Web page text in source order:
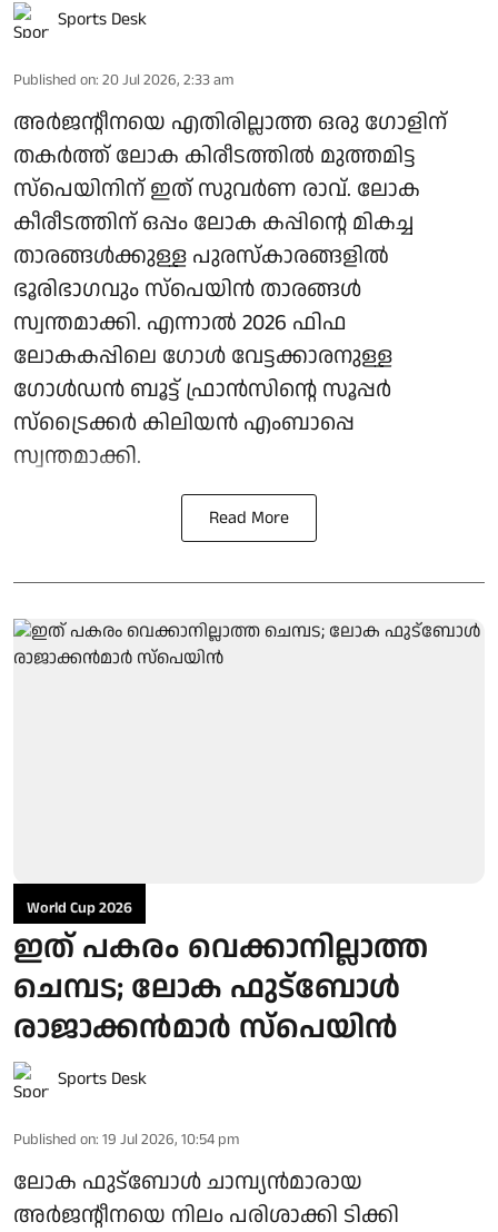
Sports Desk
Published on: 20 Jul 2026, 2:33 am
അര്‍ജന്റീനയെ എതിരില്ലാത്ത ഒരു ഗോളിന്
തകര്‍ത്ത് ലോക കിരീടത്തില്‍ മുത്തമിട്ട
സ്‌പെയിനിന് ഇത് സുവര്‍ണ രാവ്. ലോക
കീരീടത്തിന് ഒപ്പം ലോക കപ്പിന്റെ മികച്ച
താരങ്ങള്‍ക്കുള്ള പുരസ്‌കാരങ്ങളില്‍
ഭൂരിഭാഗവും സ്‌പെയിന്‍ താരങ്ങള്‍
സ്വന്തമാക്കി. എന്നാല്‍ 2026 ഫിഫ
ലോകകപ്പിലെ ഗോള്‍ വേട്ടക്കാരനുള്ള
ഗോള്‍ഡന്‍ ബൂട്ട് ഫ്രാന്‍സിന്റെ സൂപ്പര്‍
സ്‌ട്രൈക്കര്‍ കിലിയന്‍ എംബാപ്പെ
സ്വന്തമാക്കി.
Read More
World Cup 2026
ഇത് പകരം വെക്കാനില്ലാത്ത
ചെമ്പട; ലോക ഫുട്ബാേൾ
രാജാക്കൻമാർ സ്പെയിൻ
Sports Desk
Published on: 19 Jul 2026, 10:54 pm
ലോക ഫുട്ബോൾ ചാമ്പ്യൻമാരായ
അർജന്റീനയെ നിലം പരിശാക്കി ടിക്കി